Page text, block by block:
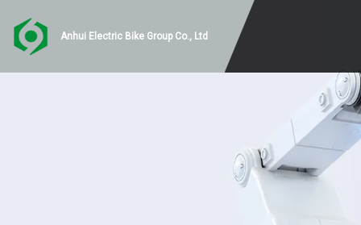
Anhui Electric Bike Group Co., Ltd